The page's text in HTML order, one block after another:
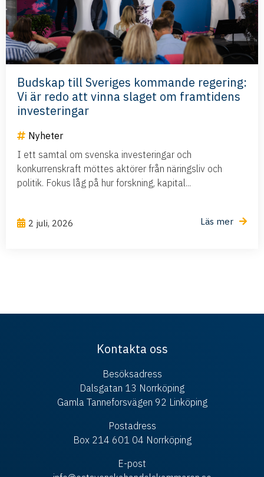
Budskap till Sveriges kommande regering:
Vi är redo att vinna slaget om framtidens
investeringar
Nyheter
I ett samtal om svenska investeringar och
konkurrenskraft möttes aktörer från näringsliv och
politik. Fokus låg på hur forskning, kapital...
2 juli, 2026 Läs mer
Kontakta oss
Besöksadress
Dalsgatan 13 Norrköping
Gamla Tanneforsvägen 92 Linköping
Postadress
Box 214 601 04 Norrköping
E-post